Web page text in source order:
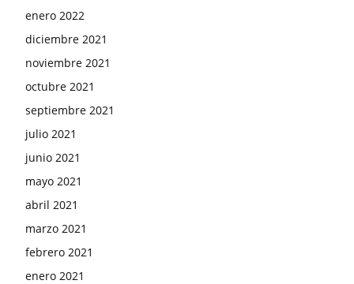
enero 2022
diciembre 2021
noviembre 2021
octubre 2021
septiembre 2021
julio 2021
junio 2021
mayo 2021
abril 2021
marzo 2021
febrero 2021
enero 2021